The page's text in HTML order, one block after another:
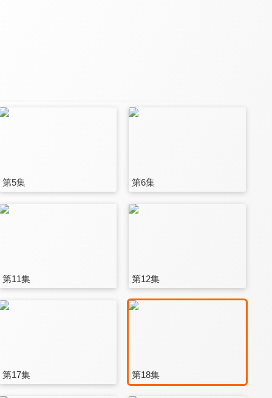
第5集 第6集
第11集 第12集
第17集 第18集